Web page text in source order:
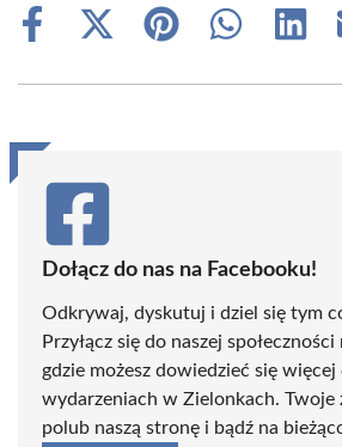
Share
Share
(Twitter)
Share
Share
Share
Dołącz do nas na Facebooku!
Odkrywaj, dyskutuj i dziel się tym
Przyłącz się do naszej
gdzie możesz dowiedzieć się
wydarzeniach w Zielonkach. Twoje
polub naszą stronę i bądź na